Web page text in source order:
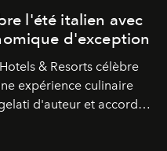
l'été italien avec
d'exception
& Resorts célèbre
expérience culinaire
d'auteur et accords
voyage sensoriel.